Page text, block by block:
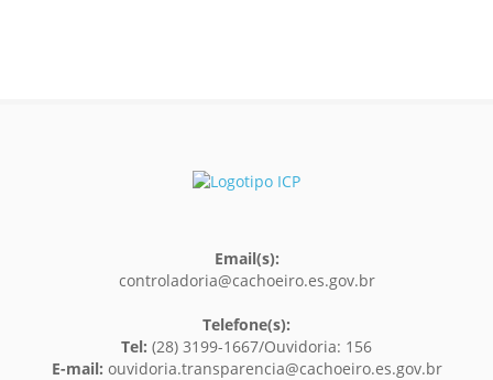
Email(s):
controladoria@cachoeiro.es.gov.br
Telefone(s):
Tel: (28) 3199-1667/Ouvidoria: 156
E-mail: ouvidoria.transparencia@cachoeiro.es.gov.br